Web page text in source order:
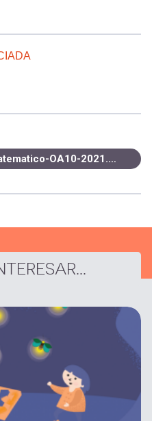
GA-NT2-Pensamiento-Matematico-OA10-2021.pdf